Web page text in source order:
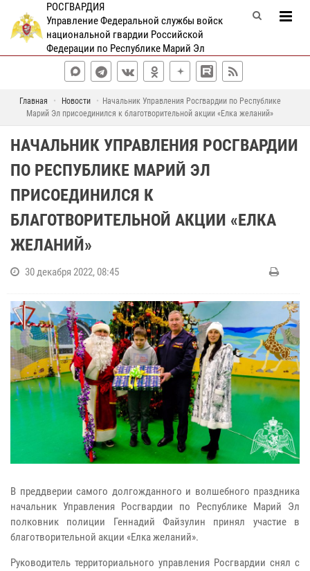
РОСГВАРДИЯ
Управление Федеральной службы войск
национальной гвардии Российской
Федерации по Республике Марий Эл
Главная Новости
Начальник Управления Росгвардии по Республике
Марий Эл присоединился к благотворительной акции «Елка желаний»
НАЧАЛЬНИК УПРАВЛЕНИЯ РОСГВАРДИИ
ПО РЕСПУБЛИКЕ МАРИЙ ЭЛ
ПРИСОЕДИНИЛСЯ К
БЛАГОТВОРИТЕЛЬНОЙ АКЦИИ «ЕЛКА
ЖЕЛАНИЙ»
30 декабря 2022, 08:45
В преддверии самого долгожданного и волшебного праздника
начальник Управления Росгвардии по Республике Марий Эл
полковник полиции Геннадий Файзулин принял участие в
благотворительной акции «Елка желаний».
Руководитель территориального управления Росгвардии снял с